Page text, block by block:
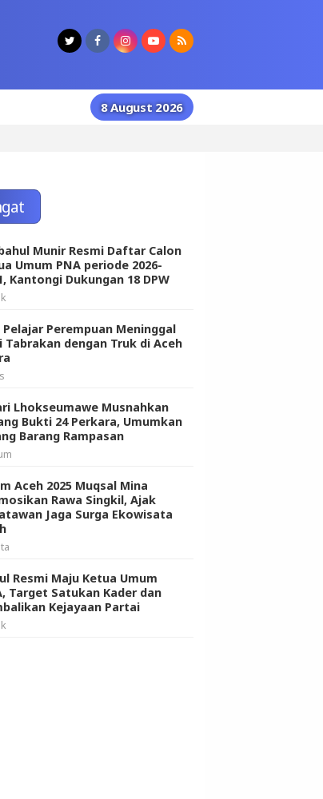
8 August 2026
Munir Resmi Daftar Calon
Umum PNA periode 2026-
Kantongi Dukungan 18 DPW
Pelajar Perempuan Meninggal
Tabrakan dengan Truk di Aceh
Lhokseumawe Musnahkan
Bukti 24 Perkara, Umumkan
Barang Rampasan
Aceh 2025 Muqsal Mina
Rawa Singkil, Ajak
Jaga Surga Ekowisata
Resmi Maju Ketua Umum
Target Satukan Kader dan
Kejayaan Partai